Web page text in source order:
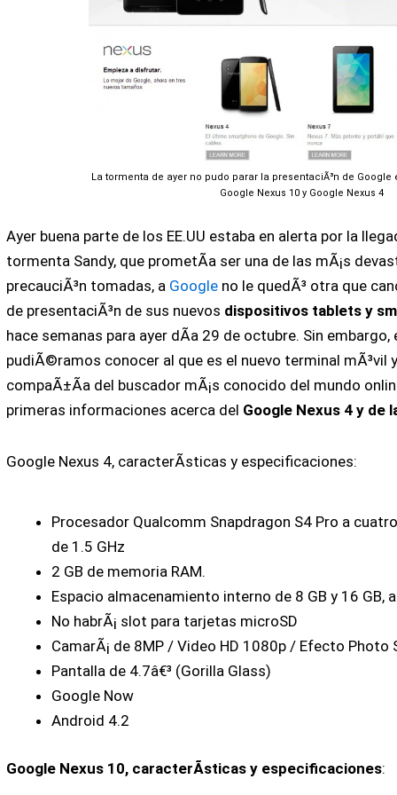
La tormenta de ayer no pudo parar la presentaciÃ³n de
Google Nexus 10 y Google Nexus 4
Ayer buena parte de los EE.UU estaba en alerta por la
tormenta Sandy, que prometÃ­a ser una de las mÃ¡s
precauciÃ³n tomadas, a Googleno le quedÃ³ otra que
de presentaciÃ³n de sus nuevos dispositivos tablets y
hace semanas para ayer dÃ­a 29 de octubre. Sin
pudiÃ©ramos conocer al que es el nuevo terminal mÃ³vil
compaÃ±Ã­a del buscador mÃ¡s conocido del mundo
primeras informaciones acerca del Google Nexus 4 y de
Google Nexus 4, caracterÃ­sticas y especificaciones:
Procesador Qualcomm Snapdragon S4 Pro a
de 1.5 GHz
2 GB de memoria RAM.
Espacio almacenamiento interno de 8 GB y 16 GB,
No habrÃ¡ slot para tarjetas microSD
CamarÃ¡ de 8MP / Video HD 1080p / Efecto Photo
Pantalla de 4.7â€³ (Gorilla Glass)
Google Now
Android 4.2
Google Nexus 10, caracterÃ­sticas y especificaciones: